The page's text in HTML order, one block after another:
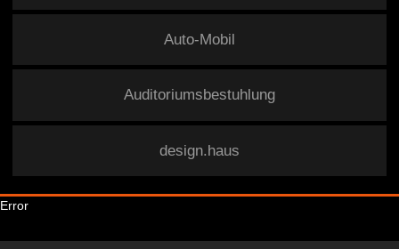
Auto-Mobil
Auditoriumsbestuhlung
design.haus
Error